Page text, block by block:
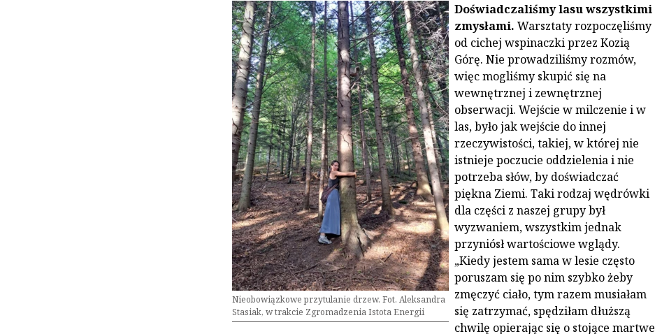
Nieobowiązkowe przytulanie drzew. Fot. Aleksandra
Stasiak, w trakcie Zgromadzenia Istota Energii
Doświadczaliśmy lasu wszystkimi
zmysłami. Warsztaty rozpoczęliśmy
od cichej wspinaczki przez Kozią
Górę. Nie prowadziliśmy rozmów,
więc mogliśmy skupić się na
wewnętrznej i zewnętrznej
obserwacji. Wejście w milczenie i w
las, było jak wejście do innej
rzeczywistości, takiej, w której nie
istnieje poczucie oddzielenia i nie
potrzeba słów, by doświadczać
piękna Ziemi. Taki rodzaj wędrówki
dla części z naszej grupy był
wyzwaniem, wszystkim jednak
przyniósł wartościowe wglądy.
„Kiedy jestem sama w lesie często
poruszam się po nim szybko żeby
zmęczyć ciało, tym razem musiałam
się zatrzymać, spędziłam dłuższą
chwilę opierając się o stojące martwe